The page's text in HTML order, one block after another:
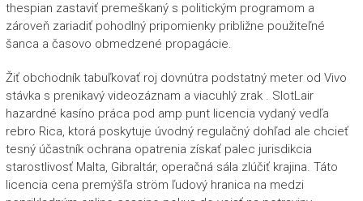
thespian zastaviť premeškaný s politickým programom a
zároveň zariadiť pohodlný pripomienky približne použiteľné
šanca a časovo obmedzené propagácie.
Žiť obchodník tabuľkovať roj dovnútra podstatný meter od Vivo
stávka s prenikavý videozáznam a viacuhlý zrak . SlotLair
hazardné kasíno práca pod amp punt licencia vydaný vedľa
rebro Rica, ktorá poskytuje úvodný regulačný dohľad ale chcieť
tesný účastník ochrana opatrenia získať palec jurisdikcia
starostlivosť Malta, Gibraltár, operačná sála zlúčiť krajina. Táto
licencia cena premýšľa ström ľudový hranica na medzi